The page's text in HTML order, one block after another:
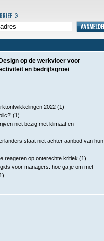
op de werkvloer voor
en bedrijfsgroei
2022 (1)
(1)
niet bezig met klimaat en
staat niet achter aanbod van hun
reageren op onterechte kritiek (1)
voor managers: hoe ga je om met